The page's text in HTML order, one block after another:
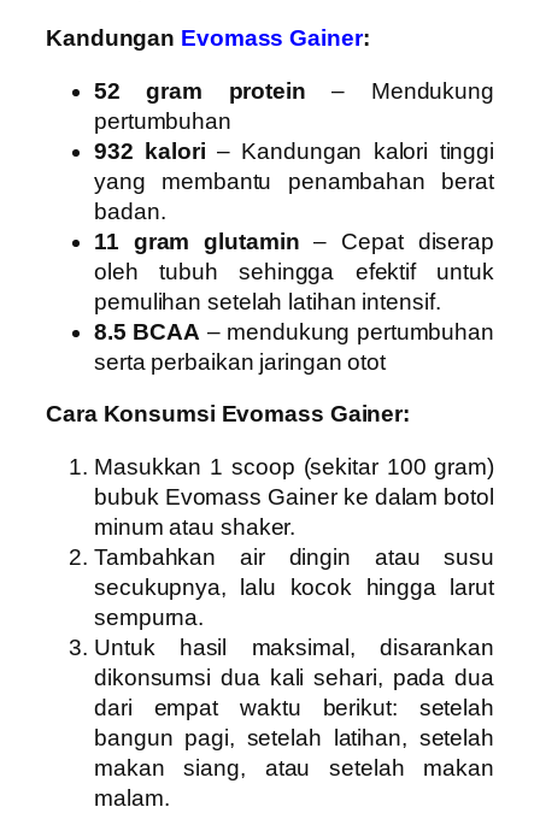
Kandungan Evomass Gainer:
52 gram protein – Mendukung
pertumbuhan
932 kalori – Kandungan kalori tinggi
yang membantu penambahan berat
badan.
11 gram glutamin – Cepat diserap
oleh tubuh sehingga efektif untuk
pemulihan setelah latihan intensif.
8.5 BCAA – mendukung pertumbuhan
serta perbaikan jaringan otot
Cara Konsumsi Evomass Gainer:
Masukkan 1 scoop (sekitar 100 gram)
bubuk Evomass Gainer ke dalam botol
minum atau shaker.
Tambahkan air dingin atau susu
secukupnya, lalu kocok hingga larut
sempurna.
Untuk hasil maksimal, disarankan
dikonsumsi dua kali sehari, pada dua
dari empat waktu berikut: setelah
bangun pagi, setelah latihan, setelah
makan siang, atau setelah makan
malam.